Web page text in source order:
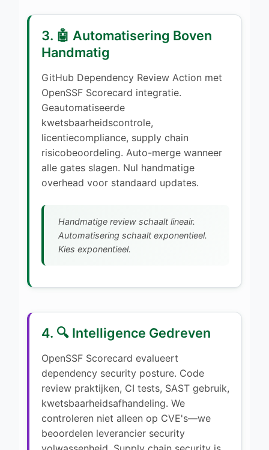
3. 🤖 Automatisering Boven
Handmatig
GitHub Dependency Review Action met
OpenSSF Scorecard integratie.
Geautomatiseerde
kwetsbaarheidscontrole,
licentiecompliance, supply chain
risicobeoordeling. Auto-merge wanneer
alle gates slagen. Nul handmatige
overhead voor standaard updates.
Handmatige review schaalt lineair.
Automatisering schaalt exponentieel.
Kies exponentieel.
4. 🔍 Intelligence Gedreven
OpenSSF Scorecard evalueert
dependency security posture. Code
review praktijken, CI tests, SAST gebruik,
kwetsbaarheidsafhandeling. We
controleren niet alleen op CVE's—we
beoordelen leverancier security